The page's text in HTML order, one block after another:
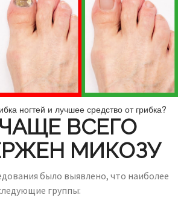
ногтей и лучшее средство от грибка?
ВСЕГО
МИКОЗУ
было выявлено, что наиболее
группы: